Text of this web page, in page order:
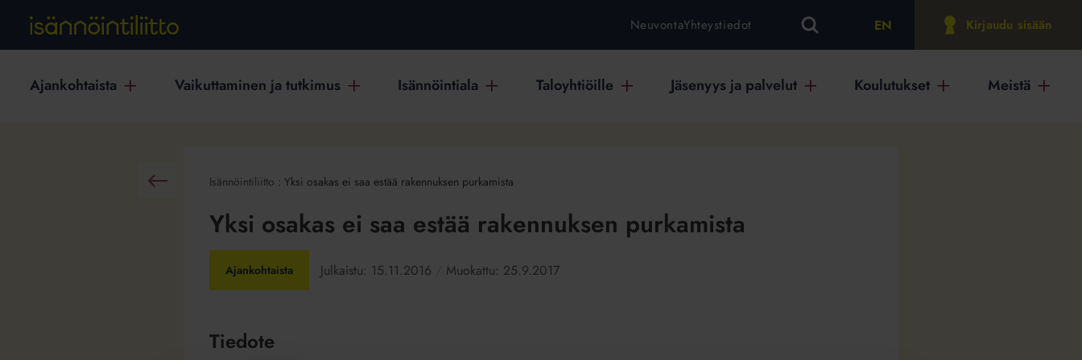
NeuvontaYhteystiedot EN Kirjaudu sisään
Ajankohtaista Vaikuttaminen ja tutkimus Isännöintiala Taloyhtiöille Jäsenyys ja palvelut Koulutukset Meistä
Takaisin Isännöintiliitto : Yksi osakas ei saa estää rakennuksen purkamista
Yksi osakas ei saa estää rakennuksen purkamista
Ajankohtaista Julkaistu: 15.11.2016 Muokattu: 25.9.2017
Tiedote